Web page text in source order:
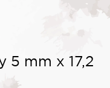
5 mm x 17,2